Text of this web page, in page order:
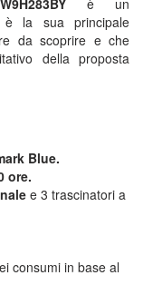
è un
la sua principale
da scoprire e che
della proposta
Blue.
ore.
e 3 trascinatori a
consumi in base al